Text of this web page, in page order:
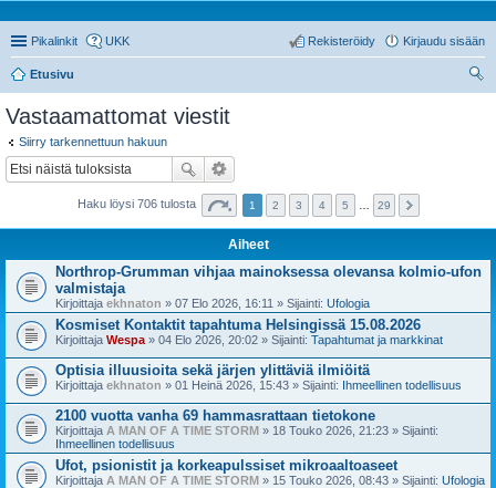
Pikalinkit UKK Kirjaudu sisään
Rekisteröidy
Etusivu
Vastaamattomat viestit
Siirry tarkennettuun hakuun
Haku löysi 706 tulosta 1 2 3 4 5 29
Aiheet
Northrop-Grumman vihjaa mainoksessa olevansa kolmio-ufon
valmistaja
Kirjoittaja ekhnaton » 07 Elo 2026, 16:11 » Sijainti: Ufologia
Kosmiset Kontaktit tapahtuma Helsingissä 15.08.2026
Kirjoittaja Wespa » 04 Elo 2026, 20:02 » Sijainti: Tapahtumat ja markkinat
Optisia illuusioita sekä järjen ylittäviä ilmiöitä
Kirjoittaja ekhnaton » 01 Heinä 2026, 15:43 » Sijainti: Ihmeellinen todellisuus
2100 vuotta vanha 69 hammasrattaan tietokone
Kirjoittaja A MAN OF A TIME STORM » 18 Touko 2026, 21:23 » Sijainti:
Ihmeellinen todellisuus
Ufot, psionistit ja korkeapulssiset mikroaaltoaseet
Kirjoittaja A MAN OF A TIME STORM » 15 Touko 2026, 08:43 » Sijainti: Ufologia